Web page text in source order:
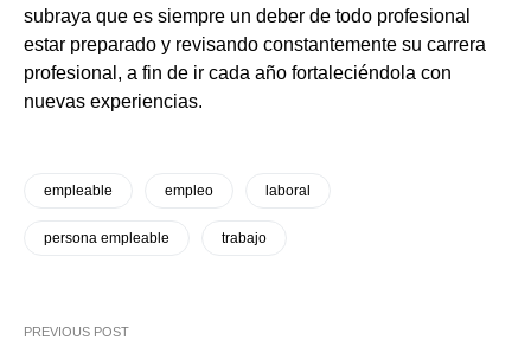
subraya que es siempre un deber de todo profesional
estar preparado y revisando constantemente su carrera
profesional, a fin de ir cada año fortaleciéndola con
nuevas experiencias.
empleable empleo laboral
persona empleable trabajo
PREVIOUS POST